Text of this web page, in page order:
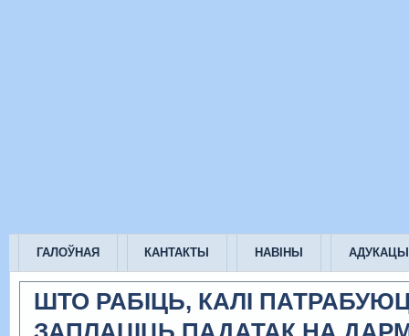
ГАЛОЎНАЯ КАНТАКТЫ НАВІНЫ
ШТО РАБІЦЬ, КАЛІ